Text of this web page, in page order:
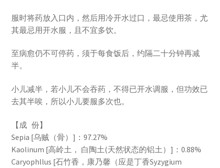
服时将药放入口内，然后用冷开水过口，最忌使用茶，尤
其最忌用开水服，且不宜多饮。
至病愈仍不可停药，须于每食饭后，约隔二十分钟再减
半。
小儿减半，若小儿不会吞药，不得已开水调服，但功效已
去其半唉，所以小儿要服多次也。
【成 份】
Sepia [乌贼（骨）]：97.27%
Kaolinum [高岭土， 白陶土(天然状态的铝土）]：0.88%
Caryophllus [石竹香，康乃馨（应是丁香Syzygium